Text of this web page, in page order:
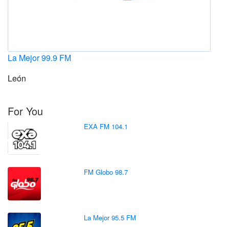
La Mejor 99.9 FM
León
For You
EXA FM 104.1
FM Globo 98.7
La Mejor 95.5 FM